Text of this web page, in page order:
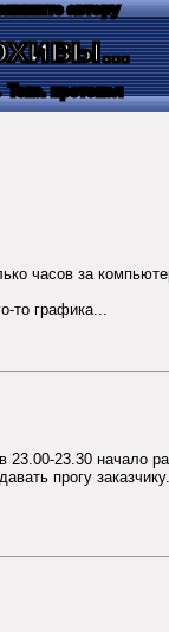
автору
протокол
часов за
то графика...
23.30 начало
прогу заказчику.